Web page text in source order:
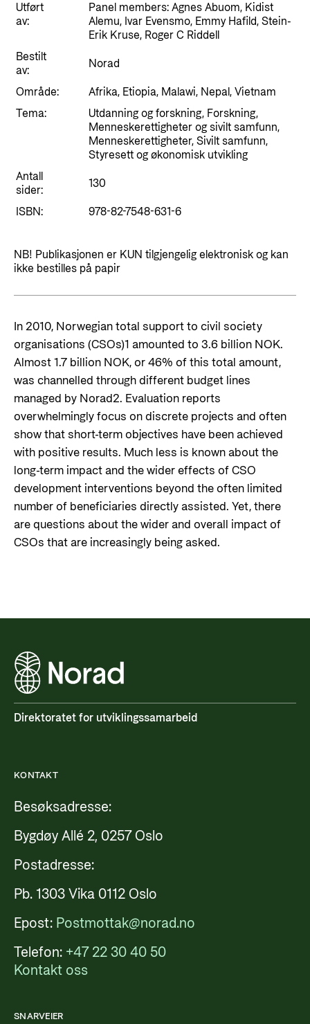
Styresett og økonomisk utvikling
For næringslivet
Statsgarantiordningen for investeringer i
fornybar energi
Norad - Partnerskap med privat sektor
Nyttige lenker
Viktige dokumenter og lenker
Partnerfordeling
Evalueringer (Norec)
Historie
Kontakt oss
Norads Varslingstjeneste
Presse og media
Logo
Personvern
Utført
av:
Panel members: Agnes Abuom, Kidist
Alemu, Ivar Evensmo, Emmy Hafild, Stein-
Erik Kruse, Roger C Riddell
Bestilt
av:
Norad
Område:
Afrika, Etiopia, Malawi, Nepal, Vietnam
Tema:
Utdanning og forskning, Forskning,
Menneskerettigheter og sivilt samfunn,
Menneskerettigheter, Sivilt samfunn,
Styresett og økonomisk utvikling
Antall
sider:
130
ISBN:
978-82-7548-631-6
NB! Publikasjonen er KUN tilgjengelig elektronisk og kan
ikke bestilles på papir
In 2010, Norwegian total support to civil society
organisations (CSOs)1 amounted to 3.6 billion NOK.
Almost 1.7 billion NOK, or 46% of this total amount,
was channelled through different budget lines
managed by Norad2. Evaluation reports
overwhelmingly focus on discrete projects and often
show that short-term objectives have been achieved
with positive results. Much less is known about the
long-term impact and the wider effects of CSO
development interventions beyond the often limited
number of beneficiaries directly assisted. Yet, there
are questions about the wider and overall impact of
CSOs that are increasingly being asked.
Direktoratet for utviklingssamarbeid
KONTAKT
Besøksadresse:
Bygdøy Allé 2, 0257 Oslo
Postadresse:
Pb. 1303 Vika 0112 Oslo
Epost: Postmottak@norad.no
Telefon: +47 22 30 40 50
Kontakt oss
SNARVEIER